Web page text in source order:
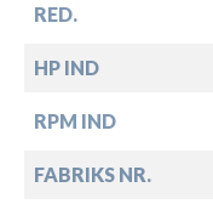
RED.
HP IND
RPM IND
FABRIKS NR.